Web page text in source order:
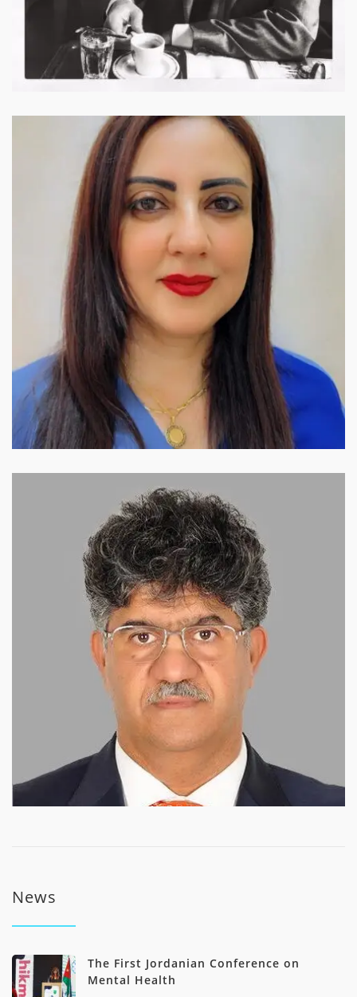
News
The First Jordanian Conference on
Mental Health